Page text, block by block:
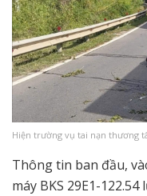
Hiện trường vụ tai nạn thương
Thông tin ban đầu,
máy BKS 29E1-